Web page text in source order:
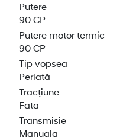
Putere
90 CP
Putere motor termic
90 CP
Tip vopsea
Perlată
Tracțiune
Fata
Transmisie
Manuala